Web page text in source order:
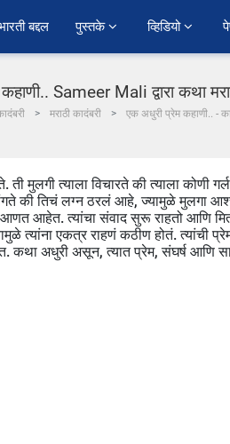
बद्दल पुस्तके व्हिडियो
Sameer Mali द्वारा कथा
मराठी कादंबरी एक अधुरी प्रेम कहाणी.. -
मुलगी त्याला विचारते की त्याला कोणी
की तिचं लग्न ठरलं आहे, ज्यामुळे मुलगा
आणत आहेत. त्यांचा संवाद सुरू राहतो आणि
त्यांना एकत्र राहणं कठीण होतं. त्यांची
कथा अधुरी असून, त्यात प्रेम, संघर्ष आणि